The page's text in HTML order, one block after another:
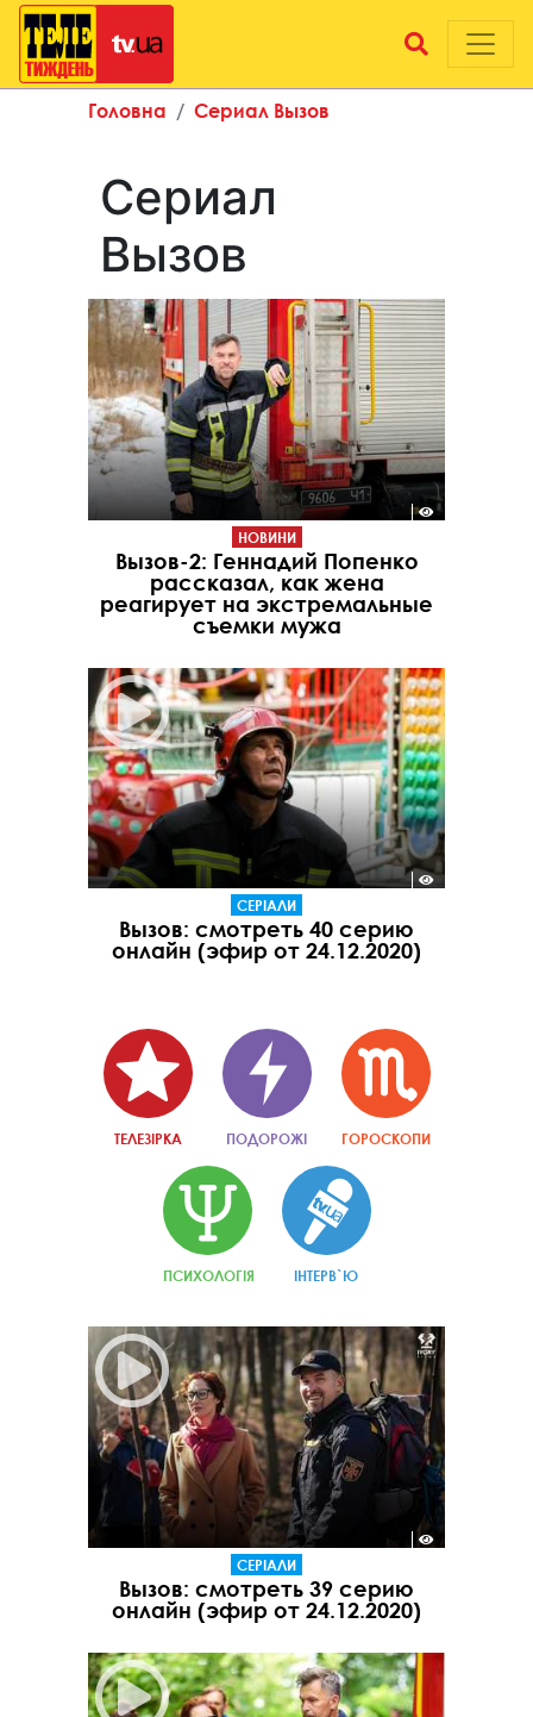
Головна Сериал Вызов
Сериал
Вызов
НОВИНИ
Вызов-2: Геннадий Попенко
рассказал, как жена
реагирует на экстремальные
съемки мужа
СЕРІАЛИ
Вызов: смотреть 40 серию
онлайн (эфир от 24.12.2020)
ТЕЛЕЗІРКА ПОДОРОЖІ ГОРОСКОПИ
ПСИХОЛОГІЯ ІНТЕРВ`Ю
СЕРІАЛИ
Вызов: смотреть 39 серию
онлайн (эфир от 24.12.2020)